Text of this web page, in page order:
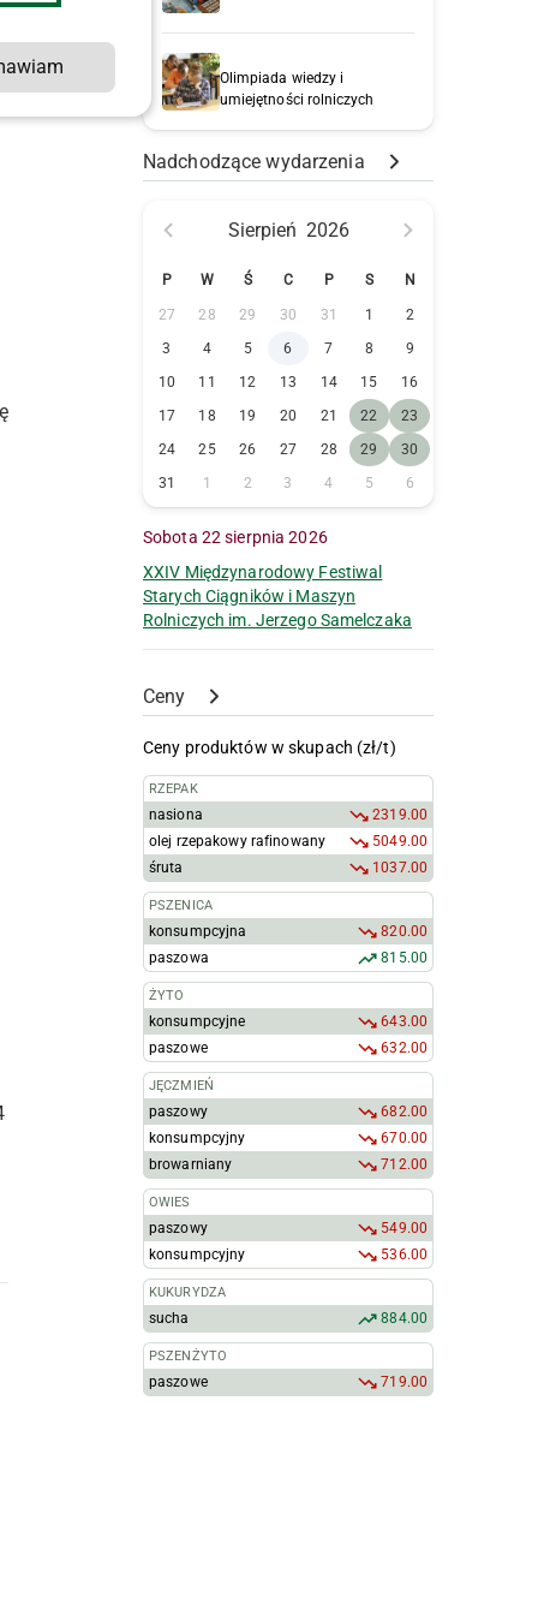
Olimpiada wiedzy i
umiejętności rolniczych
Nadchodzące wydarzenia
Sierpień 2026
P W Ś C P S N
27 28 29 30 31 1
2
3
4 5 6 7 8
9
10
11 12 13 14 15
16
17
18 19 20 21 22
23
24
25 26 27 28 29
30
31
1 2 3 4 5 6
Sobota 22 sierpnia 2026
XXIV Międzynarodowy Festiwal
Starych Ciągników i Maszyn
Rolniczych im. Jerzego Samelczaka
Ceny
Ceny produktów w skupach (zł/t)
RZEPAK
nasiona
2319.00
olej rzepakowy rafinowany
5049.00
śruta
1037.00
PSZENICA
konsumpcyjna
820.00
paszowa
815.00
ŻYTO
konsumpcyjne
643.00
paszowe
632.00
JĘCZMIEŃ
paszowy
682.00
konsumpcyjny
670.00
browarniany
712.00
OWIES
paszowy
549.00
konsumpcyjny
536.00
KUKURYDZA
sucha 884.00
PSZENŻYTO
paszowe 719.00